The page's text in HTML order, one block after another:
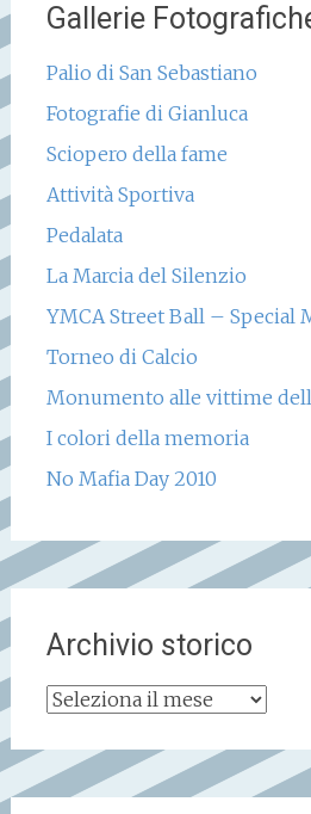
Gallerie
Palio di San Sebastiano
Fotografie di Gianluca
Sciopero della fame
Attività Sportiva
Pedalata
La Marcia del Silenzio
YMCA Street Ball – Special
Torneo di Calcio
Monumento alle vittime
I colori della memoria
No Mafia Day 2010
Archivio storico
Archivio